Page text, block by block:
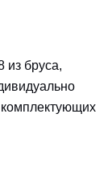
из бруса,